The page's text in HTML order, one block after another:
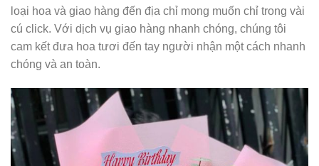
loại hoa và giao hàng đến địa chỉ mong muốn chỉ trong vài
cú click. Với dịch vụ giao hàng nhanh chóng, chúng tôi
cam kết đưa hoa tươi đến tay người nhận một cách nhanh
chóng và an toàn.